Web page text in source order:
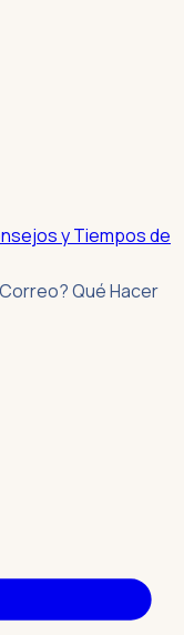
y Tiempos de
Qué Hacer